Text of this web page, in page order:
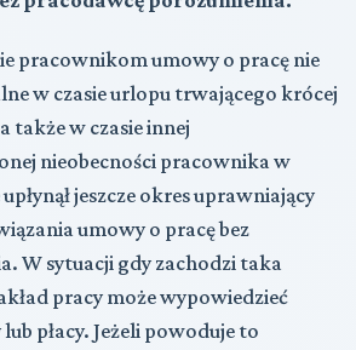
pracownikom umowy o pracę nie
w czasie urlopu trwającego krócej
także w czasie innej
nieobecności pracownika w
jeszcze okres uprawniający
umowy o pracę bez
W sytuacji gdy zachodzi taka
pracy może wypowiedzieć
płacy. Jeżeli powoduje to